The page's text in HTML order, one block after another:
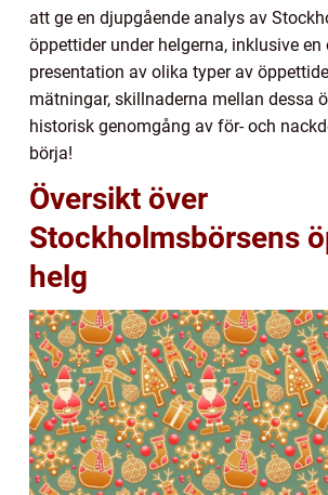
att ge en djupgående analys av
öppettider under helgerna, inklusive en
presentation av olika typer av
mätningar, skillnaderna mellan dessa
historisk genomgång av för- och
börja!
Översikt över
Stockholmsbörsens
helg